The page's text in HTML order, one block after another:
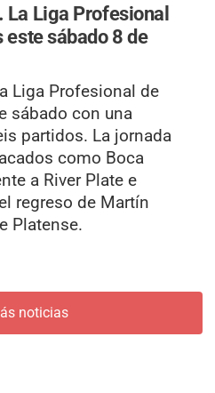
La Liga Profesional
sábado 8 de
Liga Profesional de
sábado con una
partidos. La jornada
como Boca
a River Plate e
regreso de Martín
Platense.
noticias